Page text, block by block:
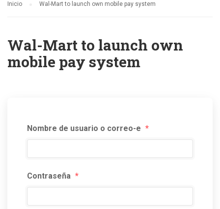
Inicio Wal-Mart to launch own mobile pay system
Wal-Mart to launch own
mobile pay system
Nombre de usuario o correo-e *
Contraseña *